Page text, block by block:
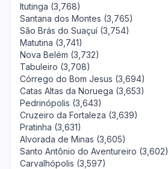
Itutinga (3,768)
Santana dos Montes (3,765)
São Brás do Suaçuí (3,754)
Matutina (3,741)
Nova Belém (3,732)
Tabuleiro (3,708)
Córrego do Bom Jesus (3,694)
Catas Altas da Noruega (3,653)
Pedrinópolis (3,643)
Cruzeiro da Fortaleza (3,639)
Pratinha (3,631)
Alvorada de Minas (3,605)
Santo Antônio do Aventureiro (3,602)
Carvalhópolis (3,597)